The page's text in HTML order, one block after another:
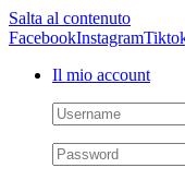
Salta al contenuto
FacebookInstagram
Il mio account